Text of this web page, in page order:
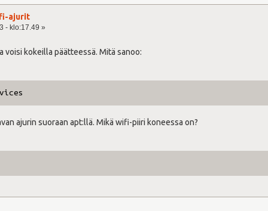
ajurit
- klo:17.49 »
kokeilla päätteessä. Mitä sanoo:
ajurin suoraan apt:llä. Mikä wifi-piiri koneessa on?